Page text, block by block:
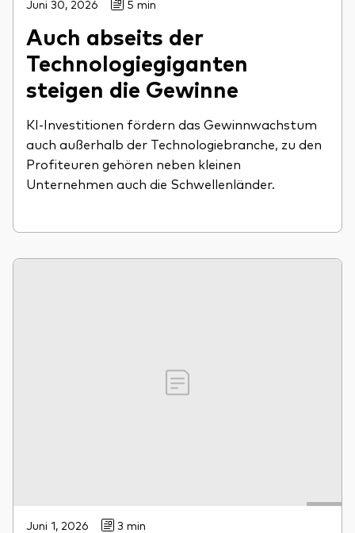
Juni 30, 2026 5 min
Auch abseits der
Technologiegiganten
steigen die Gewinne
KI-Investitionen fördern das Gewinnwachstum
auch außerhalb der Technologiebranche, zu den
Profiteuren gehören neben kleinen
Unternehmen auch die Schwellenländer.
Juni 1, 2026 3 min